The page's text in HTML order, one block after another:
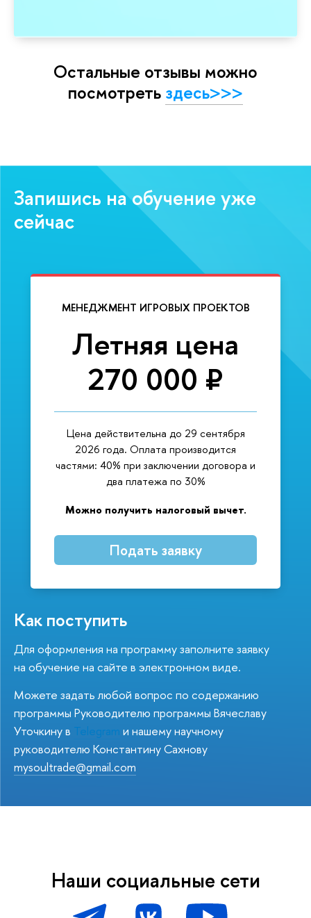
Остальные отзывы можно
посмотреть здесь>>>
Запишись на обучение уже
сейчас
МЕНЕДЖМЕНТ ИГРОВЫХ ПРОЕКТОВ
Летняя цена
270 000 ₽
Цена действительна до 29 сентября
2026 года. Оплата производится
частями: 40% при заключении договора и
два платежа по 30%
Можно получить налоговый вычет.
Подать заявку
Как поступить
Для оформления на программу заполните заявку
на обучение на сайте в электронном виде.
Можете задать любой вопрос по содержанию
программы Руководителю программы Вячеславу
Уточкину в Telegram и нашему научному
руководителю Константину Сахнову
mysoultrade@gmail.com
Наши социальные сети